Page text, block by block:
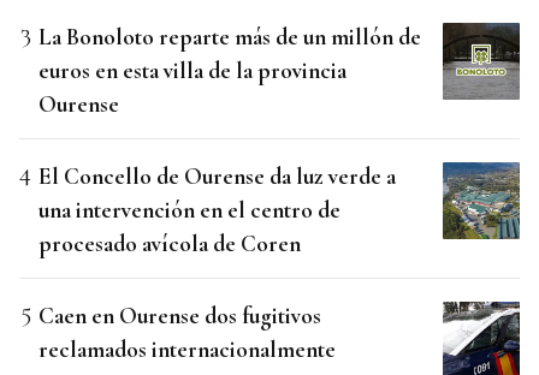
La Bonoloto reparte más de un millón de
euros en esta villa de la provincia
Ourense
El Concello de Ourense da luz verde a
una intervención en el centro de
procesado avícola de Coren
Caen en Ourense dos fugitivos
reclamados internacionalmente